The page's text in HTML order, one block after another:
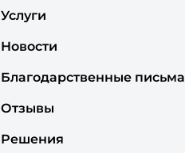
Услуги
Новости
Благодарственные письма
Отзывы
Решения